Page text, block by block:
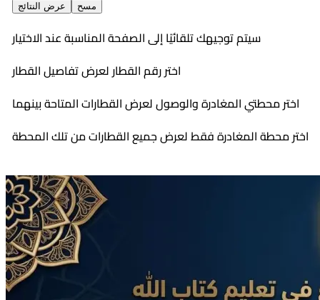
عرض النتائج مسح
سيتم توجيهك تلقائيًا إلى الصفحة المناسبة عند الاختيار
اختر رقم القطار لعرض تفاصيل القطار
اختر محطتي المغادرة والوصول لعرض القطارات المتاحة بينهما
اختر محطة المغادرة فقط لعرض جميع القطارات من تلك المحطة